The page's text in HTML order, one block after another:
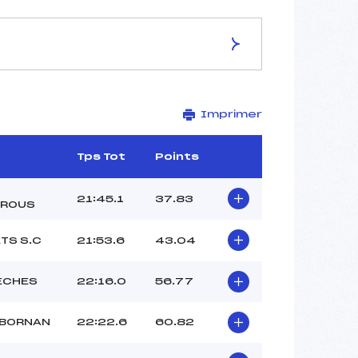
Stade Florence Baverel
10 km
Imprimer
Tps Tot Points
21:45.1 37.83
S.C 21:53.6 43.04
22:16.0 56.77
22:22.6 60.82